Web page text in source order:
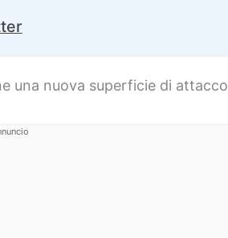
una nuova superficie di attacco